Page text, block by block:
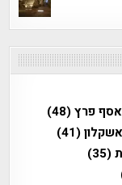
אסף פרץ(48)
אשקלון(41)
(35)